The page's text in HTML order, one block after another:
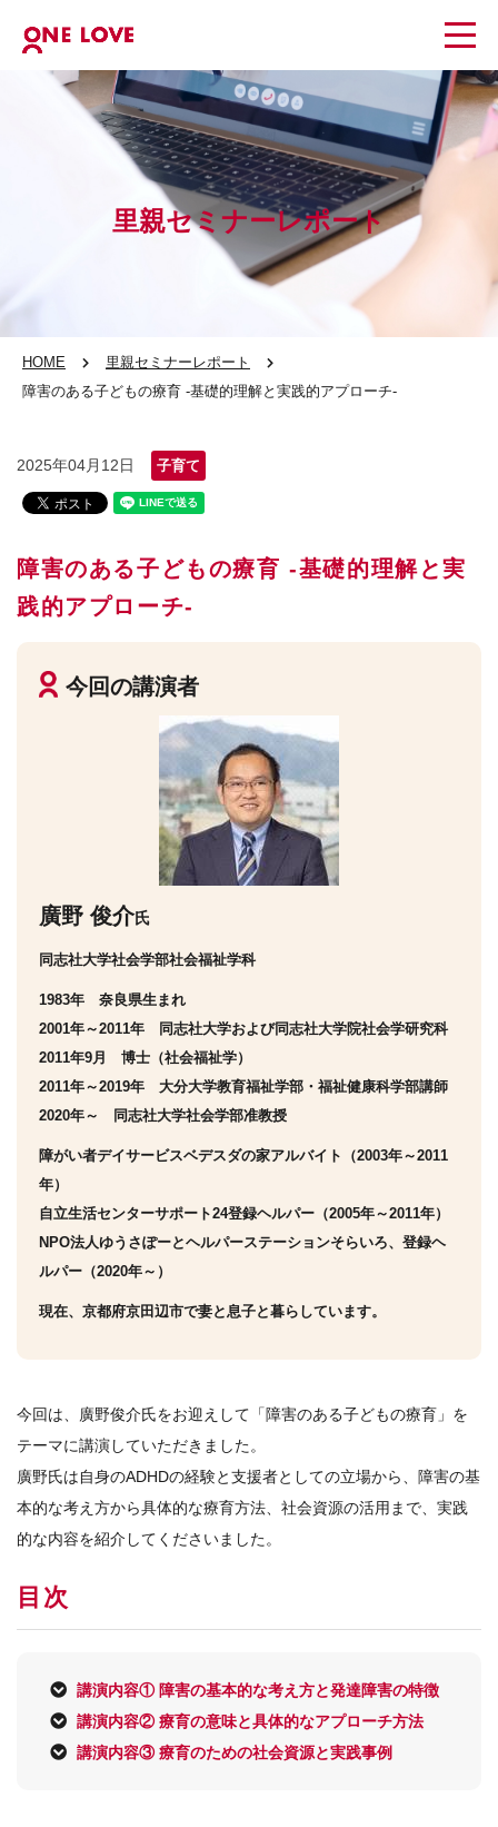
里親セミナーレポート
HOME
里親セミナーレポート
障害のある子どもの療育 -基礎的理解と実践的アプローチ-
2025年04月12日 子育て
障害のある子どもの療育 -基礎的理解と実
践的アプローチ-
今回の講演者
廣野 俊介氏
同志社大学社会学部社会福祉学科
1983年 奈良県生まれ
2001年～2011年 同志社大学および同志社大学院社会学研究科
2011年9月 博士（社会福祉学）
2011年～2019年 大分大学教育福祉学部・福祉健康科学部講師
2020年～ 同志社大学社会学部准教授
障がい者デイサービスベデスダの家アルバイト（2003年～2011
年）
自立生活センターサポート24登録ヘルパー（2005年～2011年）
NPO法人ゆうさぽーとヘルパーステーションそらいろ、登録ヘ
ルパー（2020年～）
現在、京都府京田辺市で妻と息子と暮らしています。
今回は、廣野俊介氏をお迎えして「障害のある子どもの療育」を
テーマに講演していただきました。
廣野氏は自身のADHDの経験と支援者としての立場から、障害の基
本的な考え方から具体的な療育方法、社会資源の活用まで、実践
的な内容を紹介してくださいました。
目次
講演内容① 障害の基本的な考え方と発達障害の特徴
講演内容② 療育の意味と具体的なアプローチ方法
講演内容③ 療育のための社会資源と実践事例